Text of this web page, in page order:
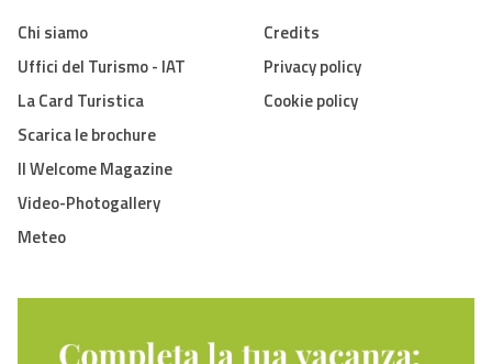
Chi siamo
Uffici del Turismo - IAT
La Card Turistica
Scarica le brochure
Il Welcome Magazine
Video-Photogallery
Meteo
Credits
Privacy policy
Cookie policy